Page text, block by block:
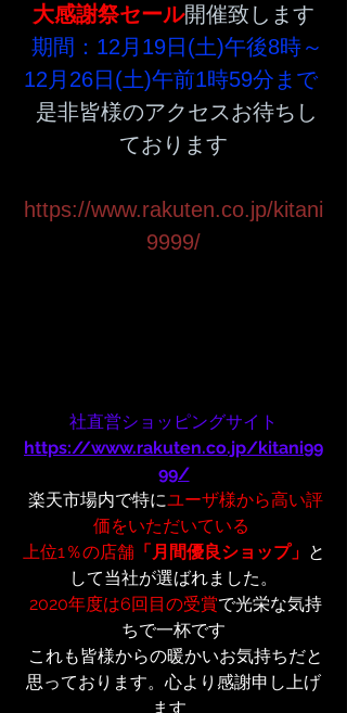
大感謝祭セール開催致します
期間：12月19日(土)午後8時～
12月26日(土)午前1時59分まで
ております
https://www.rakuten.co.jp/kitani
9999/
社直営ショッピングサイト
https://www.rakuten.co.jp/kitani99
99/
楽天市場内で特にユーザ様から高い評
価をいただいている
上位1％の店舗「月間優良ショップ」 と
して当社が選ばれました。
2020年度は6回目の受賞で光栄な気持
ちで一杯です
思っております。心より感謝申し上げ
ます